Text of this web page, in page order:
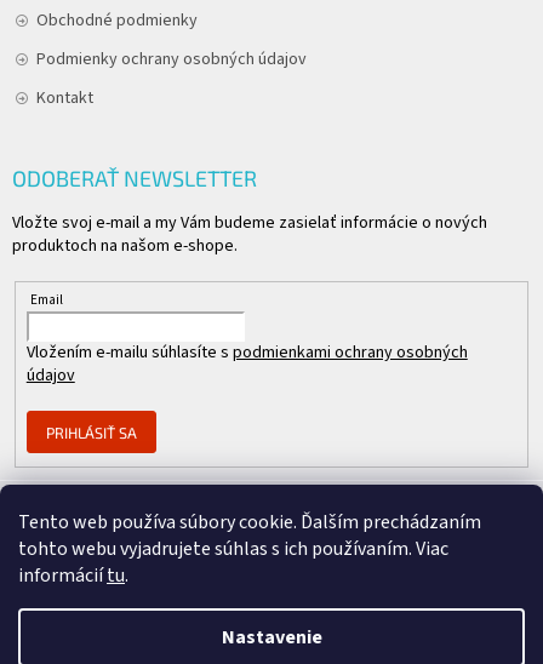
Tento web používa súbory cookie. Ďalším prechádzaním
tohto webu vyjadrujete súhlas s ich používaním. Viac
informáciítu.
Nastavenie
Obchodné podmienky
Podmienky ochrany osobných údajov
Kontakt
ODOBERAŤ NEWSLETTER
Vložte svoj e-mail a my Vám budeme zasielať informácie o nových
produktoch na našom e-shope.
Email
Vložením e-mailu súhlasíte s podmienkami ochrany osobných
údajov
PRIHLÁSIŤ SA
Člen skupiny
REPASOVANÉ CISCO. Všetky práva vyhradené.